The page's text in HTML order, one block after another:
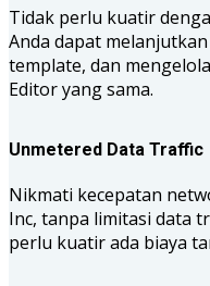
Tidak perlu kuatir
Anda dapat
template, dan
Editor yang sama.
Unmetered Data Traffic
Nikmati kecepatan
Inc, tanpa limitasi data
perlu kuatir ada biaya